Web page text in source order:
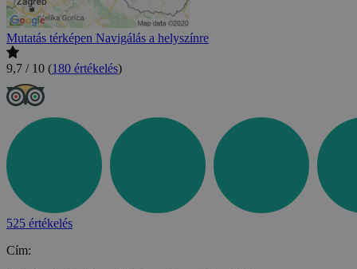
Mutatás térképen Navigálás a helyszínre
9,7 / 10 (180 értékelés)
525 értékelés
Cím: